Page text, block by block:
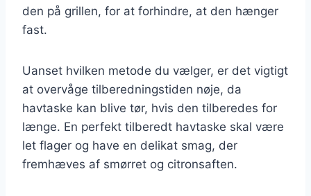
den på grillen, for at forhindre, at den hænger
fast.
Uanset hvilken metode du vælger, er det vigtigt
at overvåge tilberedningstiden nøje, da
havtaske kan blive tør, hvis den tilberedes for
længe. En perfekt tilberedt havtaske skal være
let flager og have en delikat smag, der
fremhæves af smørret og citronsaften.